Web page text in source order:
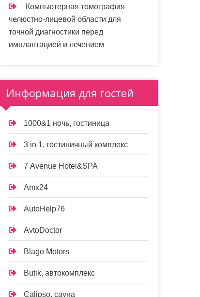
Компьютерная томография
челюстно-лицевой области для
точной диагностики перед
имплантацией и лечением
Информация для гостей
1000&1 ночь, гостиница
3 in 1, гостиничный комплекс
7 Avenue Hotel&SPA
Amx24
AutoHelp76
AvtoDoctor
Blago Motors
Butik, автокомплекс
Calipso, сауна